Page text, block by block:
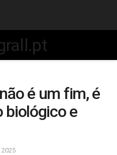
é um fim, é
biológico e
2025